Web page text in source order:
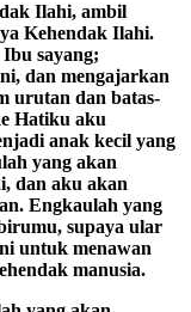
Ilahi, ambil
Kehendak Ilahi.
sayang;
dan mengajarkan
urutan dan batas-
Hatiku aku
anak kecil yang
yang akan
dan aku akan
Engkaulah yang
supaya ular
untuk menawan
manusia.